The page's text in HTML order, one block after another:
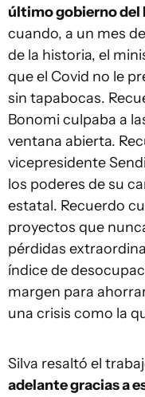
último gobierno del
cuando, a un mes
de la historia, el
que el Covid no le
sin tapabocas.
Bonomi culpaba a
ventana abierta.
vicepresidente
los poderes de su
estatal. Recuerdo
proyectos que
pérdidas
índice de
margen para
una crisis como la
Silva resaltó el
adelante gracias a